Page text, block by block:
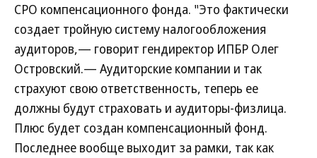
СРО компенсационного фонда. "Это фактически
создает тройную систему налогообложения
аудиторов,— говорит гендиректор ИПБР Олег
Островский.— Аудиторские компании и так
страхуют свою ответственность, теперь ее
должны будут страховать и аудиторы-физлица.
Плюс будет создан компенсационный фонд.
Последнее вообще выходит за рамки, так как